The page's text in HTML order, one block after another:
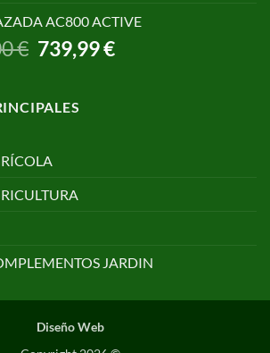
era:
582,46 €.
es:
484,99 €.
AC800 ACTIVE
€ El
precio
era:
899,00 €.
739,99€El
precio
JARDIN
Diseño Web